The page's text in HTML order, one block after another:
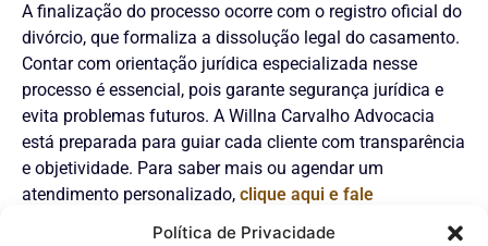
Política de Privacidade
A finalização do processo ocorre com o registro oficial do
divórcio, que formaliza a dissolução legal do casamento.
Contar com orientação jurídica especializada nesse
processo é essencial, pois garante segurança jurídica e
evita problemas futuros. A Willna Carvalho Advocacia
está preparada para guiar cada cliente com transparência
e objetividade. Para saber mais ou agendar um
atendimento personalizado, clique aqui e fale
diretamente conosco .